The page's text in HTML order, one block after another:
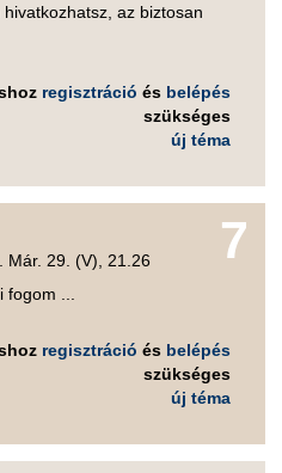
az biztosan
regisztráció és belépés
szükséges
új téma
7
Már. 29. (V), 21.26
...
regisztráció és belépés
szükséges
új téma